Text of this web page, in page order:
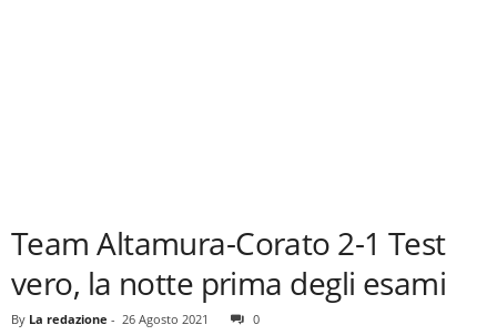
Team Altamura-Corato 2-1 Test
vero, la notte prima degli esami
By La redazione - 26 Agosto 2021 0